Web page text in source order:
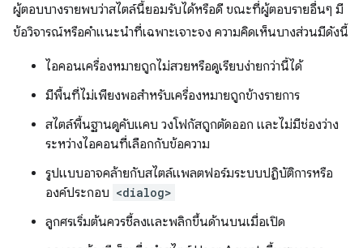
ผู้ตอบบางรายพบว่าสไตล์นี้ยอมรับได้หรือดี ขณะที่ผู้ตอบรายอื่นๆ มี
ข้อวิจารณ์หรือคำแนะนำที่เฉพาะเจาะจง ความคิดเห็นบางส่วนมีดังนี้
ไอคอนเครื่องหมายถูกไม่สวยหรือดูเรียบง่ายกว่านี้ได้
มีพื้นที่ไม่เพียงพอสำหรับเครื่องหมายถูกข้างรายการ
สไตล์พื้นฐานดูคับแคบ วงโฟกัสถูกตัดออก และไม่มีช่องว่าง
ระหว่างไอคอนที่เลือกกับข้อความ
รูปแบบอาจคล้ายกับสไตล์แพลตฟอร์มระบบปฏิบัติการหรือ
องค์ประกอบ <dialog>
ลูกศรเริ่มต้นควรชี้ลงและพลิกขึ้นด้านบนเมื่อเปิด